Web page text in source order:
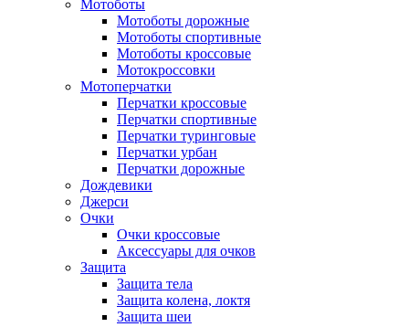
Мотоботы
Мотоботы дорожные
Мотоботы спортивные
Мотоботы кроссовые
Мотокроссовки
Мотоперчатки
Перчатки кроссовые
Перчатки спортивные
Перчатки туринговые
Перчатки урбан
Перчатки дорожные
Дождевики
Джерси
Очки
Очки кроссовые
Аксессуары для очков
Защита
Защита тела
Защита колена, локтя
Защита шеи